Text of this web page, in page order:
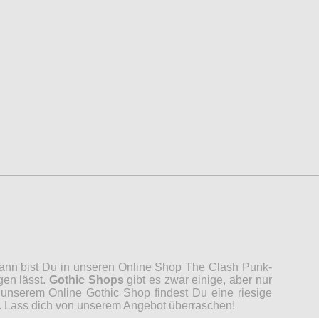
bist Du in unseren Online Shop The Clash Punk-
lässt. Gothic Shops gibt es zwar einige, aber nur
Online Gothic Shop findest Du eine riesige
dich von unserem Angebot überraschen!